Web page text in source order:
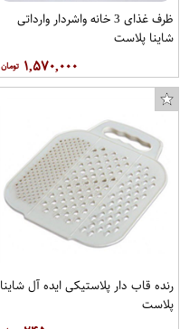
ظرف غذای 3 خانه واشردار وارداتی
شاینا پلاست
۱,۵۷۰,۰۰۰
رنده قاب دار پلاستیکی ایده آل شاینا
پلاست